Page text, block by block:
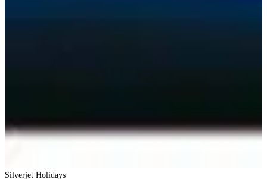
Silverjet Holidays